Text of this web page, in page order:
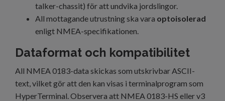
talker-chassit) för att undvika jordslingor.
All mottagande utrustning ska vara optoisolerad
enligt NMEA-specifikationen.
Dataformat och kompatibilitet
All NMEA 0183-data skickas som utskrivbar ASCII-
text, vilket gör att den kan visas i terminalprogram som
HyperTerminal. Observera att NMEA 0183-HS eller v3